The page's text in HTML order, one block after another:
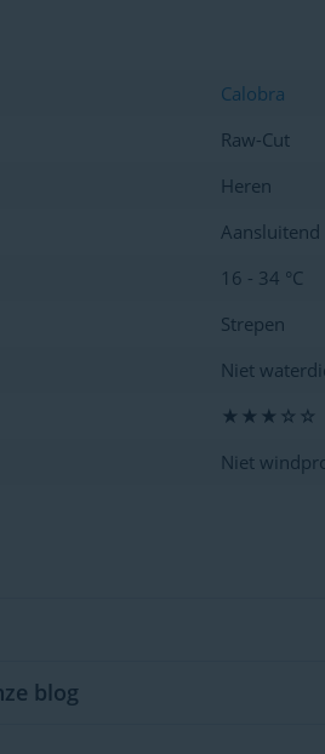
Calobra
Raw-Cut
Heren
Aansluitend
16 - 34 °C
Strepen
Niet
★★★☆☆
Niet
blog